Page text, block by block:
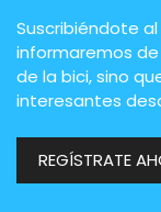
Suscribiéndote al
informaremos
de la bici, sino
interesantes
REGÍSTRATE